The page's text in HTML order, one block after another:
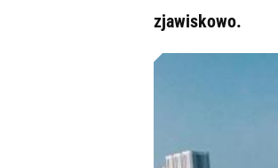
zjawiskowo.